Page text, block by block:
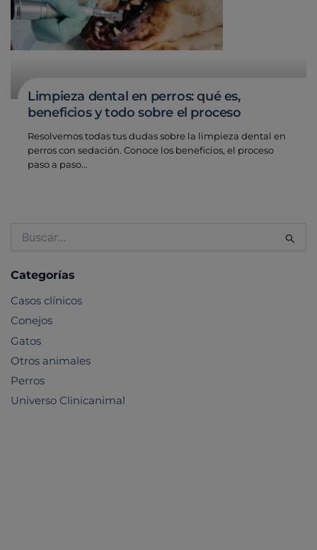
Limpieza dental en perros: qué es,
beneficios y todo sobre el proceso
Resolvemos todas tus dudas sobre la limpieza dental en
perros con sedación. Conoce los beneficios, el proceso
paso a paso…
por:
Categorías
Casos clínicos
Conejos
Gatos
Otros animales
Perros
Universo Clinicanimal